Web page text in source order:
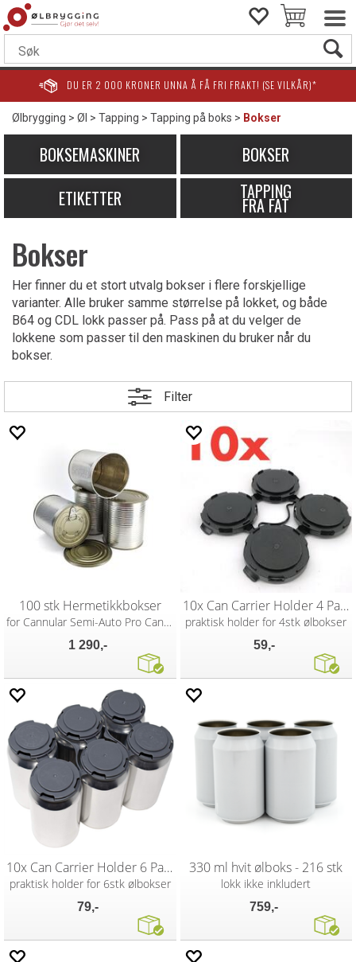
DU ER 2 000 KRONER UNNA Å FÅ FRI FRAKT! (SE VILKÅR)*
Ølbrygging>Øl >Tapping>Tapping på boks> Bokser
BOKSEMASKINER
BOKSER
ETIKETTER
TAPPING
FRA FAT
Bokser
Her finner du et stort utvalg bokser i flere forskjellige
varianter. Alle bruker samme størrelse på lokket, og både
B64 og CDL lokk passer på. Pass på at du velger de
lokkene som passer til den maskinen du bruker når du
bokser.
Filter
100 stk Hermetikkbokser
for Cannular Semi-Auto Pro Can Seamer
1 290,-
10x Can Carrier Holder 4 Pack
praktisk holder for 4stk ølbokser
59,-
10x Can Carrier Holder 6 Pack
praktisk holder for 6stk ølbokser
79,-
330 ml hvit ølboks - 216 stk
lokk ikke inkludert
759,-